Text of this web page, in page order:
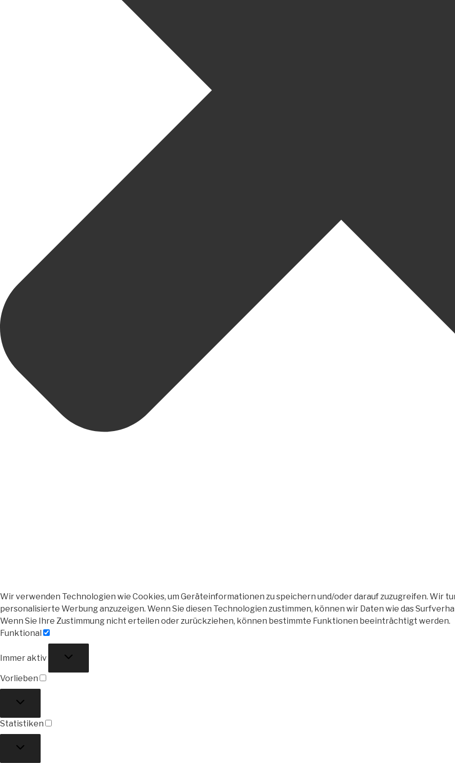
Wir verwenden Technologien wie Cookies, um Geräteinformationen zu speichern und/oder darauf zuzugreifen. Wir
personalisierte Werbung anzuzeigen. Wenn Sie diesen Technologien zustimmen, können wir Daten wie das
Wenn Sie Ihre Zustimmung nicht erteilen oder zurückziehen, können bestimmte Funktionen beeinträchtigt werden.
Funktional
Immer aktiv
Vorlieben
Statistiken